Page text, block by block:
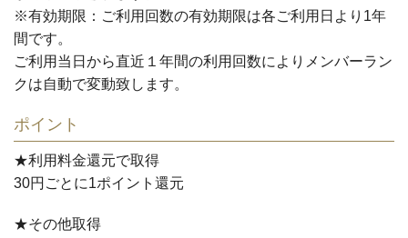
※有効期限：ご利用回数の有効期限は各ご利用日より1年
間です。
ご利用当日から直近１年間の利用回数によりメンバーラン
クは自動で変動致します。
ポイント
★利用料金還元で取得
30円ごとに1ポイント還元
★その他取得